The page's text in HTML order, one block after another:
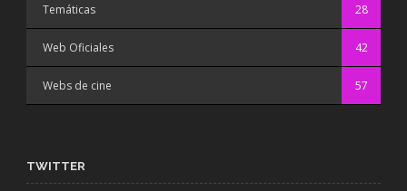
Temáticas 28
Web Oficiales 42
Webs de cine 57
TWITTER